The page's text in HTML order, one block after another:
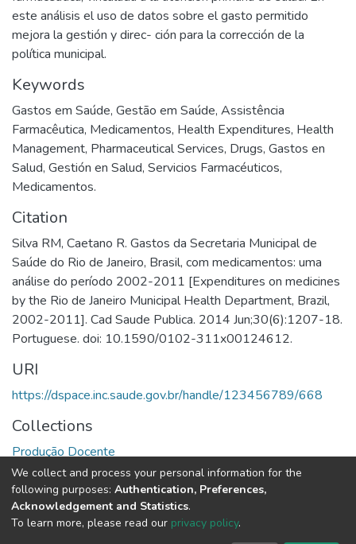
este análisis el uso de datos sobre el gasto permitido
mejora la gestión y direc- ción para la corrección de la
política municipal.
Keywords
Gastos em Saúde, Gestão em Saúde, Assistência
Farmacêutica, Medicamentos, Health Expenditures, Health
Management, Pharmaceutical Services, Drugs, Gastos en
Salud, Gestión en Salud, Servicios Farmacéuticos,
Medicamentos.
Citation
Silva RM, Caetano R. Gastos da Secretaria Municipal de
Saúde do Rio de Janeiro, Brasil, com medicamentos: uma
análise do período 2002-2011 [Expenditures on medicines
by the Rio de Janeiro Municipal Health Department, Brazil,
2002-2011]. Cad Saude Publica. 2014 Jun;30(6):1207-18.
Portuguese. doi: 10.1590/0102-311x00124612.
URI
https://dspace.inc.saude.gov.br/handle/123456789/668
Collections
Produção Docente
Full item page
We collect and process your personal information for the
following purposes: Authentication, Preferences,
Acknowledgement and Statistics.
To learn more, please read our privacy policy.